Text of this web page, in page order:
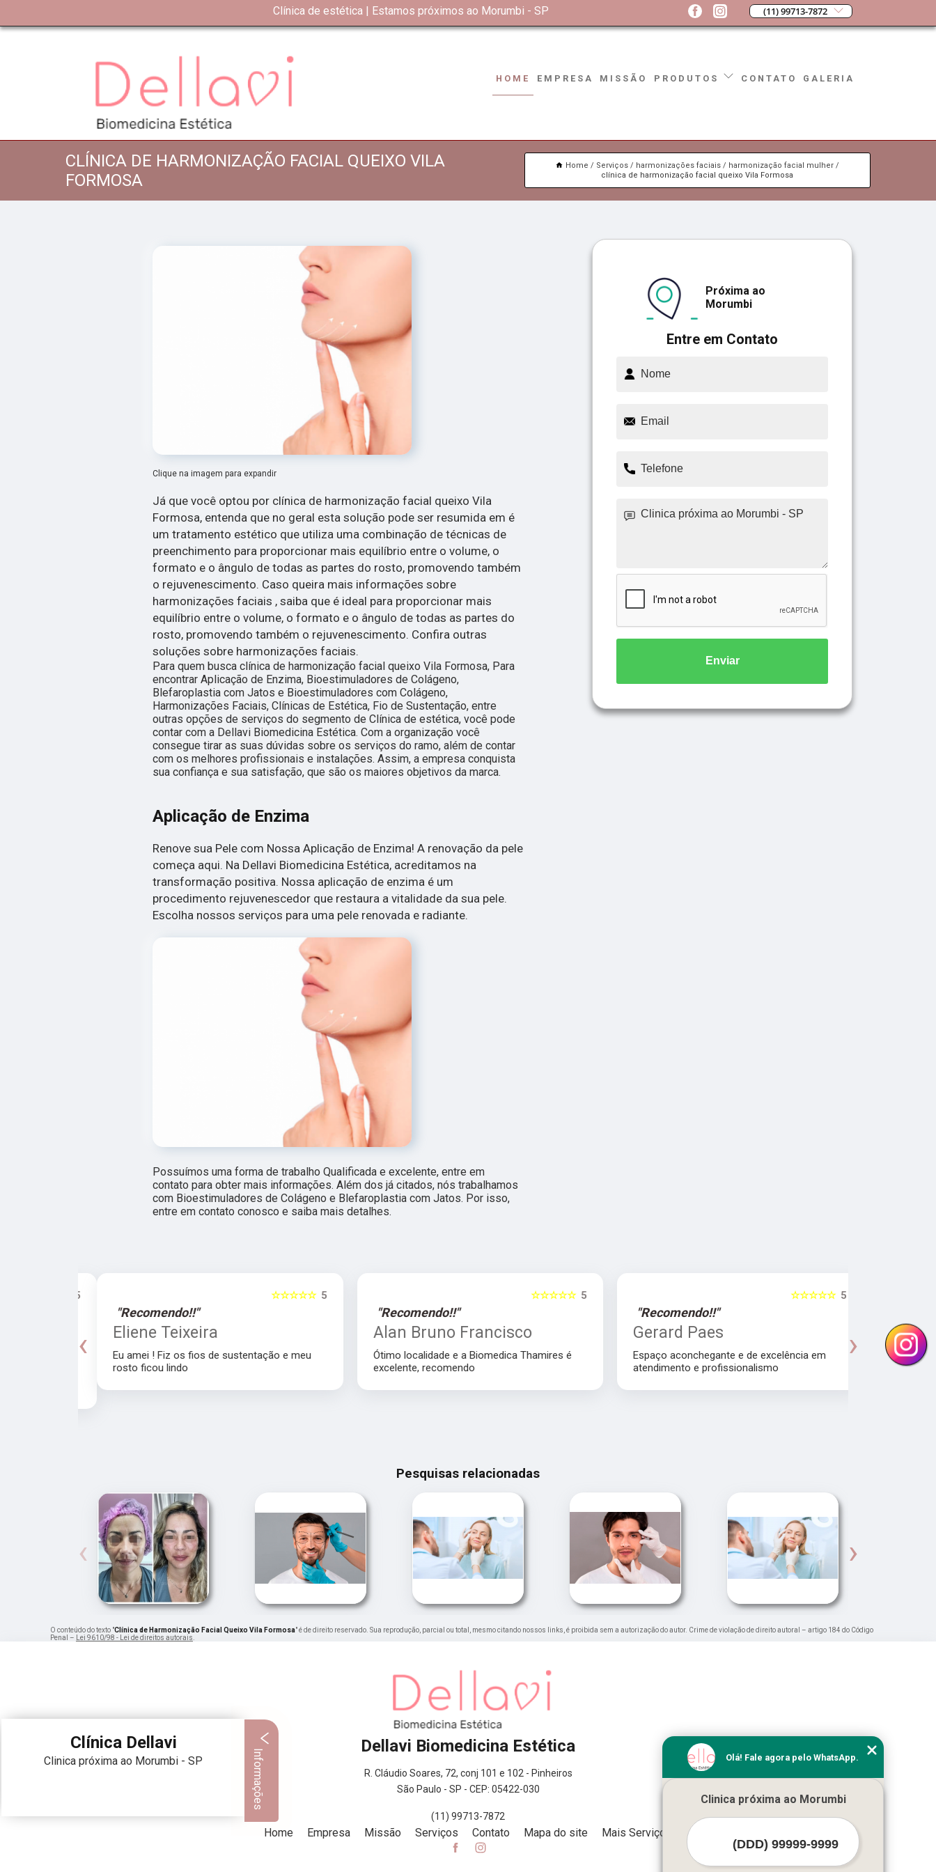
Clínica de estética | Estamos próximos ao Morumbi - SP (11) 99713-7872
HOME EMPRESA MISSÃO PRODUTOS CONTATO GALERIA
CLÍNICA DE HARMONIZAÇÃO FACIAL QUEIXO VILA
FORMOSA
Home Serviços harmonizações faciais
harmonização facial mulher
clínica de harmonização facial queixo Vila Formosa
Clique na imagem para expandir
Já que você optou por clínica de harmonização facial queixo Vila
Formosa, entenda que no geral esta solução pode ser resumida em é
um tratamento estético que utiliza uma combinação de técnicas de
preenchimento para proporcionar mais equilíbrio entre o volume, o
formato e o ângulo de todas as partes do rosto, promovendo também
o rejuvenescimento. Caso queira mais informações sobre
harmonizações faciais , saiba que é ideal para proporcionar mais
equilíbrio entre o volume, o formato e o ângulo de todas as partes do
rosto, promovendo também o rejuvenescimento. Confira outras
soluções sobre harmonizações faciais.
Para quem busca clínica de harmonização facial queixo Vila Formosa, Para
encontrar Aplicação de Enzima, Bioestimuladores de Colágeno,
Blefaroplastia com Jatos e Bioestimuladores com Colágeno,
Harmonizações Faciais, Clínicas de Estética, Fio de Sustentação, entre
outras opções de serviços do segmento de Clínica de estética, você pode
contar com a Dellavi Biomedicina Estética. Com a organização você
consegue tirar as suas dúvidas sobre os serviços do ramo, além de contar
com os melhores profissionais e instalações. Assim, a empresa conquista
sua confiança e sua satisfação, que são os maiores objetivos da marca.
Aplicação de Enzima
Renove sua Pele com Nossa Aplicação de Enzima! A renovação da pele
começa aqui. Na Dellavi Biomedicina Estética, acreditamos na
transformação positiva. Nossa aplicação de enzima é um
procedimento rejuvenescedor que restaura a vitalidade da sua pele.
Escolha nossos serviços para uma pele renovada e radiante.
Possuímos uma forma de trabalho Qualificada e excelente, entre em
contato para obter mais informações. Além dos já citados, nós trabalhamos
com Bioestimuladores de Colágeno e Blefaroplastia com Jatos. Por isso,
entre em contato conosco e saiba mais detalhes.
Entre em Contato
Próxima ao
Morumbi
Enviar
5
☆☆☆☆☆
"Recomendo!!"
Eliene Teixeira
Eu amei ! Fiz os fios de sustentação e meu
rosto ficou lindo
5
☆☆☆☆☆
"Recomendo!!"
Alan Bruno Francisco
Ótimo localidade e a Biomedica Thamires é
excelente, recomendo
5
☆☆☆☆☆
"Recomendo!!"
Gerard Paes
Espaço aconchegante e de excelência em
atendimento e profissionalismo
Maria
‹ ›
Pesquisas relacionadas
‹ ›
O conteúdo do texto "Clínica de Harmonização Facial Queixo Vila Formosa" é de direito reservado. Sua reprodução, parcial ou total, mesmo citando nossos links, é proibida sem a autorização do autor. Crime de violação de direito autoral – artigo 184 do Código
Penal –
Lei 9610/98 - Lei de direitos autorais
Dellavi Biomedicina Estética
R. Cláudio Soares, 72, conj 101 e 102 - Pinheiros
São Paulo - SP - CEP: 05422-030
(11) 99713-7872
Home Empresa Missão Serviços Contato Mapa do site Mais Serviços
Olá! Fale agora pelo WhatsApp.
Clinica próxima ao Morumbi
Clínica Dellavi
Clinica próxima ao Morumbi - SP Informações